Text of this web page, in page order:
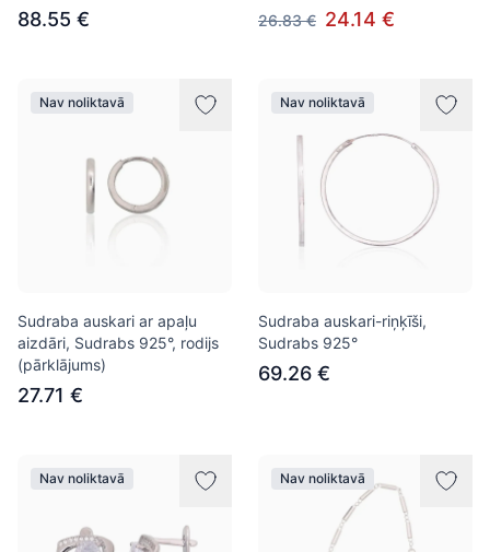
88.55 €
26.83 € 24.14 €
Nav noliktavā
Sudraba auskari ar apaļu
aizdāri, Sudrabs 925°, rodijs
(pārklājums)
27.71 €
Nav noliktavā
Sudraba auskari-riņķīši,
Sudrabs 925°
69.26 €
Nav noliktavā Nav noliktavā